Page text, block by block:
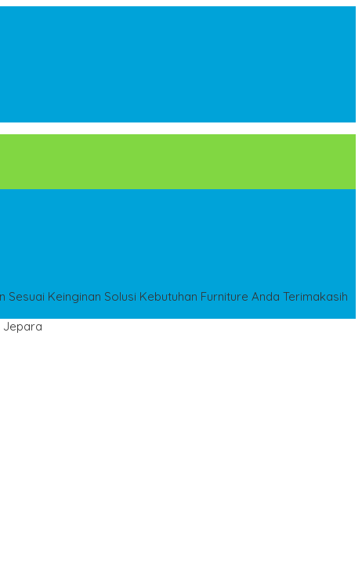
Sesuai Keinginan Solusi Kebutuhan Furniture Anda Terimakasih
Jepara